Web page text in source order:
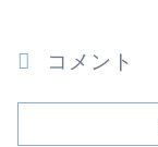
コメント